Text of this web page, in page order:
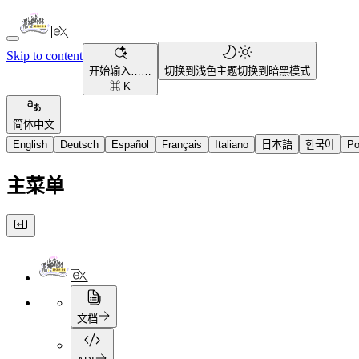
Skip to content
开始输入……
⌘ K
切换到浅色主题切换到暗黑模式
简体中文
English
Deutsch Español Français Italiano 日本語 한국어
主菜单
文档